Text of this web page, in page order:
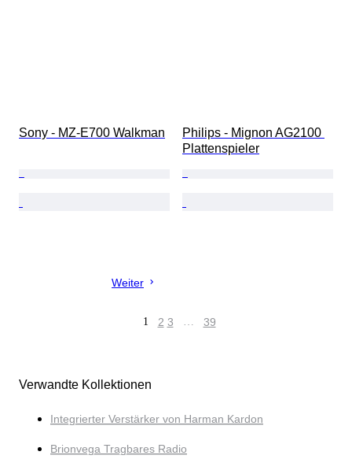
Sony - MZ-E700 Walkman
Philips - Mignon AG2100
Plattenspieler
Weiter
1 2 3 … 39
Verwandte Kollektionen
Integrierter Verstärker von Harman Kardon
Brionvega Tragbares Radio